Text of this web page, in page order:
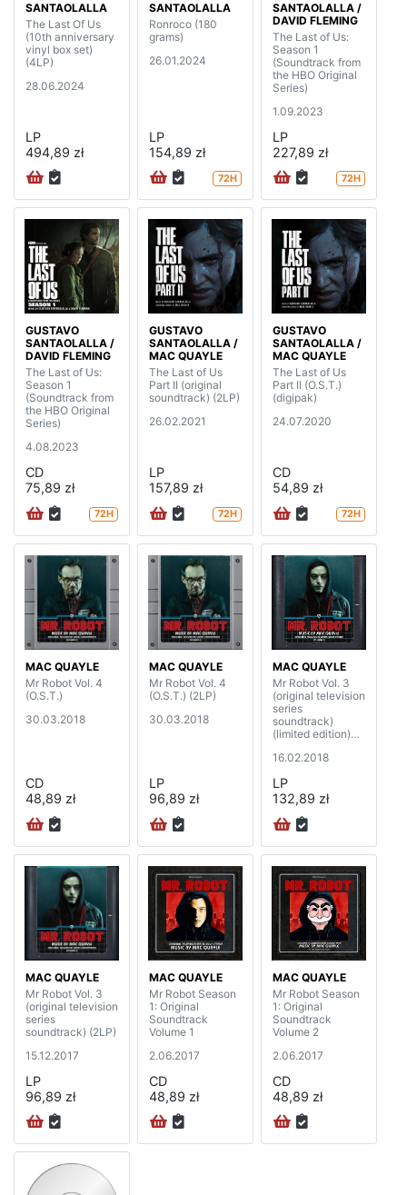
SANTAOLALLA
The Last Of Us
(10th anniversary
vinyl box set)
(4LP)
28.06.2024
LP
494,89 zł
SANTAOLALLA
Ronroco (180
grams)
26.01.2024
LP
154,89 zł
72H
SANTAOLALLA /
DAVID FLEMING
The Last of Us:
Season 1
(Soundtrack from
the HBO Original
Series)
1.09.2023
LP
227,89 zł
72H
GUSTAVO
SANTAOLALLA /
DAVID FLEMING
The Last of Us:
Season 1
(Soundtrack from
the HBO Original
Series)
4.08.2023
CD
75,89 zł
72H
GUSTAVO
SANTAOLALLA /
MAC QUAYLE
The Last of Us
Part II (original
soundtrack) (2LP)
26.02.2021
LP
157,89 zł
72H
GUSTAVO
SANTAOLALLA /
MAC QUAYLE
The Last of Us
Part II (O.S.T.)
(digipak)
24.07.2020
CD
54,89 zł
72H
MAC QUAYLE
Mr Robot Vol. 4
(O.S.T.)
30.03.2018
CD
48,89 zł
MAC QUAYLE
Mr Robot Vol. 4
(O.S.T.) (2LP)
30.03.2018
LP
96,89 zł
MAC QUAYLE
Mr Robot Vol. 3
(original television
series
soundtrack)
(limited edition)
16.02.2018
LP
132,89 zł
MAC QUAYLE
Mr Robot Vol. 3
(original television
series
soundtrack) (2LP)
15.12.2017
LP
96,89 zł
MAC QUAYLE
Mr Robot Season
1: Original
Soundtrack
Volume 1
2.06.2017
CD
48,89 zł
MAC QUAYLE
Mr Robot Season
1: Original
Soundtrack
Volume 2
2.06.2017
CD
48,89 zł